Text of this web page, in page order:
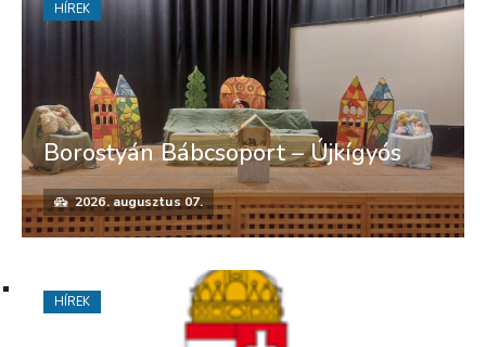
Borostyán Bábcsoport – Újkígyós
2026. augusztus 07.
HÍREK
HÍREK